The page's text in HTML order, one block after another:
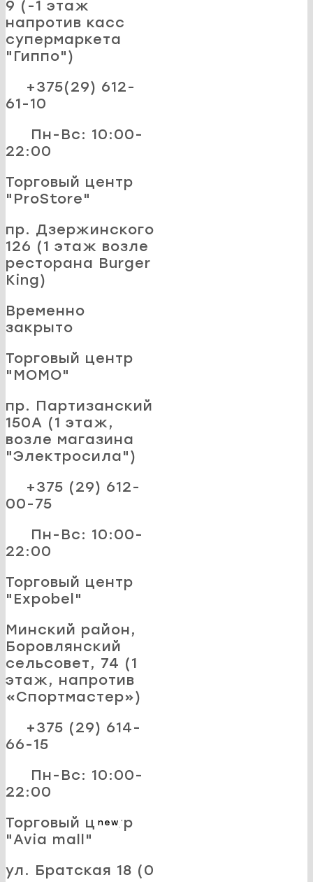
9 (-1 этаж
напротив касс
супермаркета
"Гиппо")
+375(29) 612-
61-10
Пн-Вс: 10:00-
22:00
Торговый центр
"ProStore"
пр. Дзержинского
126 (1 этаж возле
ресторана Burger
King)
Временно
закрыто
Торговый центр
"MOMO"
пр. Партизанский
150А (1 этаж,
возле магазина
"Электросила")
+375 (29) 612-
00-75
Пн-Вс: 10:00-
22:00
Торговый центр
"Expobel"
Минский район,
Боровлянский
сельсовет, 74 (1
этаж, напротив
«Спортмастер»)
+375 (29) 614-
66-15
Пн-Вс: 10:00-
22:00
new
Торговый центр
"Avia mall"
ул. Братская 18 (0